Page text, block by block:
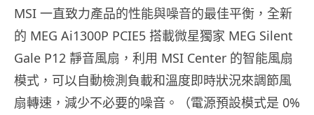
MSI 一直致力產品的性能與噪音的最佳平衡，全新
的 MEG Ai1300P PCIE5 搭載微星獨家 MEG Silent
Gale P12 靜音風扇，利用 MSI Center 的智能風扇
模式，可以自動檢測負載和溫度即時狀況來調節風
扇轉速，減少不必要的噪音。（電源預設模式是 0%